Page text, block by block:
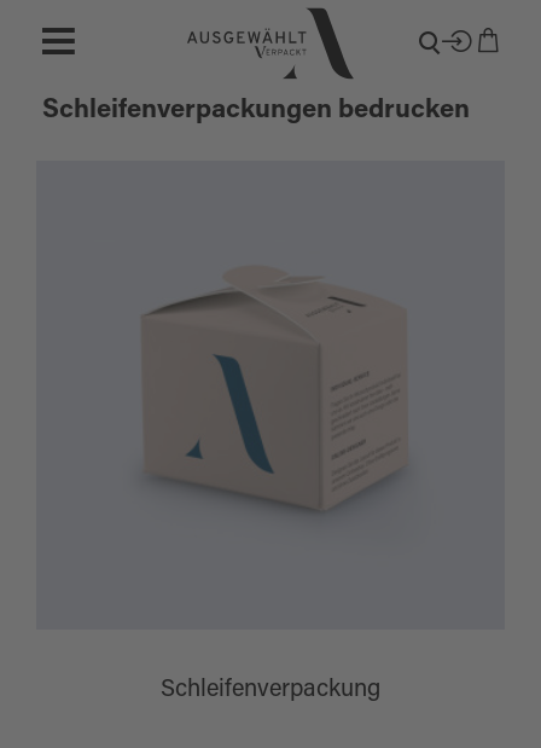
Schleifenverpackungen bedrucken
Schleifenverpackung